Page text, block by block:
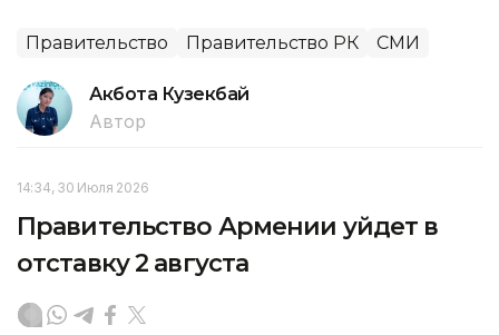
Правительство Правительство РК СМИ
Акбота Кузекбай
Автор
14:34, 30 Июля 2026
Правительство Армении уйдет в
отставку 2 августа